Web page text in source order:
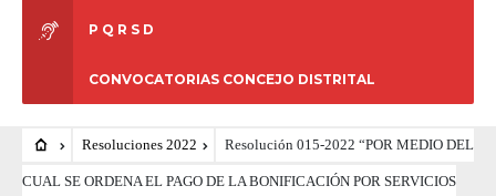
P Q R S D
CONVOCATORIAS CONCEJO DISTRITAL
Resoluciones 2022 Resolución 015-2022 “POR MEDIO DEL
CUAL SE ORDENA EL PAGO DE LA BONIFICACIÓN POR SERVICIOS